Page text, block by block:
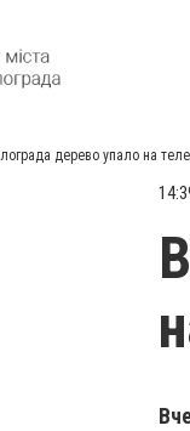
дерево упало на